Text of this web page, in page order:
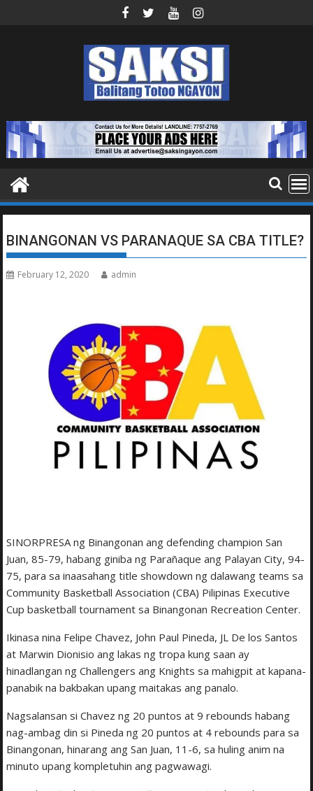
BINANGONAN VS PARANAQUE SA CBA TITLE?
February 12, 2020 admin
SINORPRESA ng Binangonan ang defending champion San
Juan, 85-79, habang giniba ng Parañaque ang Palayan City, 94-
75, para sa inaasahang title showdown ng dalawang teams sa
Community Basketball Association (CBA) Pilipinas Executive
Cup basketball tournament sa Binangonan Recreation Center.
Ikinasa nina Felipe Chavez, John Paul Pineda, JL De los Santos
at Marwin Dionisio ang lakas ng tropa kung saan ay
hinadlangan ng Challengers ang Knights sa mahigpit at kapana-
panabik na bakbakan upang maitakas ang panalo.
Nagsalansan si Chavez ng 20 puntos at 9 rebounds habang
nag-ambag din si Pineda ng 20 puntos at 4 rebounds para sa
Binangonan, hinarang ang San Juan, 11-6, sa huling anim na
minuto upang kompletuhin ang pagwawagi.